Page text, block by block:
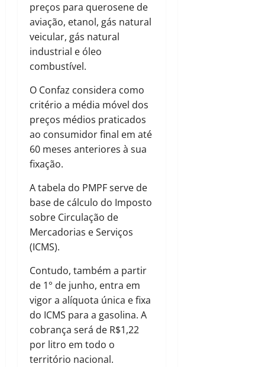
preços para querosene de
aviação, etanol, gás natural
veicular, gás natural
industrial e óleo
combustível.
O Confaz considera como
critério a média móvel dos
preços médios praticados
ao consumidor final em até
60 meses anteriores à sua
fixação.
A tabela do PMPF serve de
base de cálculo do Imposto
sobre Circulação de
Mercadorias e Serviços
(ICMS).
Contudo, também a partir
de 1° de junho, entra em
vigor a alíquota única e fixa
do ICMS para a gasolina. A
cobrança será de R$1,22
por litro em todo o
território nacional.